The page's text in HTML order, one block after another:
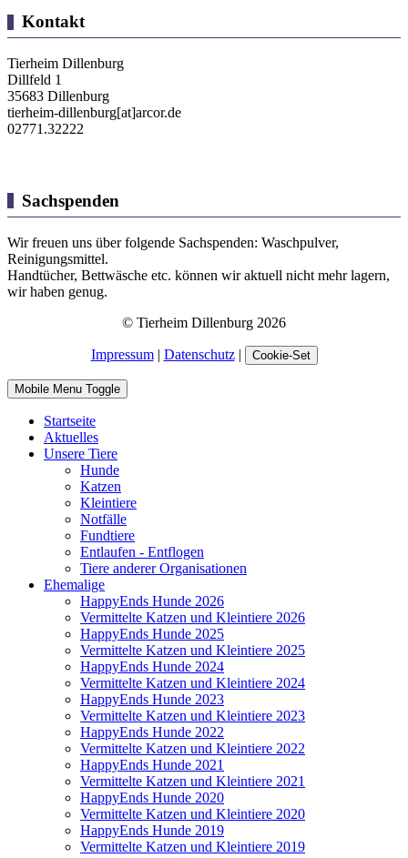
Kontakt
Tierheim Dillenburg
Dillfeld 1
35683 Dillenburg
tierheim-dillenburg[at]arcor.de
02771.32222
Sachspenden
Wir freuen uns über folgende Sachspenden: Waschpulver,
Reinigungsmittel.
Handtücher, Bettwäsche etc. können wir aktuell nicht mehr lagern,
wir haben genug.
© Tierheim Dillenburg 2026
Impressum| Datenschutz| Cookie-Set
Mobile Menu Toggle
Startseite
Aktuelles
Unsere Tiere
Hunde
Katzen
Kleintiere
Notfälle
Fundtiere
Entlaufen - Entflogen
Tiere anderer Organisationen
Ehemalige
HappyEnds Hunde 2026
Vermittelte Katzen und Kleintiere 2026
HappyEnds Hunde 2025
Vermittelte Katzen und Kleintiere 2025
HappyEnds Hunde 2024
Vermittelte Katzen und Kleintiere 2024
HappyEnds Hunde 2023
Vermittelte Katzen und Kleintiere 2023
HappyEnds Hunde 2022
Vermittelte Katzen und Kleintiere 2022
HappyEnds Hunde 2021
Vermittelte Katzen und Kleintiere 2021
HappyEnds Hunde 2020
Vermittelte Katzen und Kleintiere 2020
HappyEnds Hunde 2019
Vermittelte Katzen und Kleintiere 2019